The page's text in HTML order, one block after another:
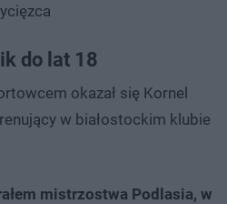
do lat 18
okazał się Kornel
w białostockim klubie
mistrzostwa Podlasia, w